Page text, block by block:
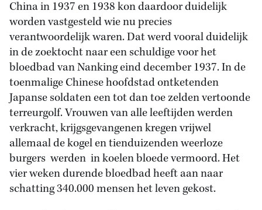
China in 1937 en 1938 kon daardoor duidelijk
worden vastgesteld wie nu precies
verantwoordelijk waren. Dat werd vooral duidelijk
in de zoektocht naar een schuldige voor het
bloedbad van Nanking eind december 1937. In de
toenmalige Chinese hoofdstad ontketenden
Japanse soldaten een tot dan toe zelden vertoonde
terreurgolf. Vrouwen van alle leeftijden werden
verkracht, krijgsgevangenen kregen vrijwel
allemaal de kogel en tienduizenden weerloze
burgers werden in koelen bloede vermoord. Het
vier weken durende bloedbad heeft aan naar
schatting 340.000 mensen het leven gekost.